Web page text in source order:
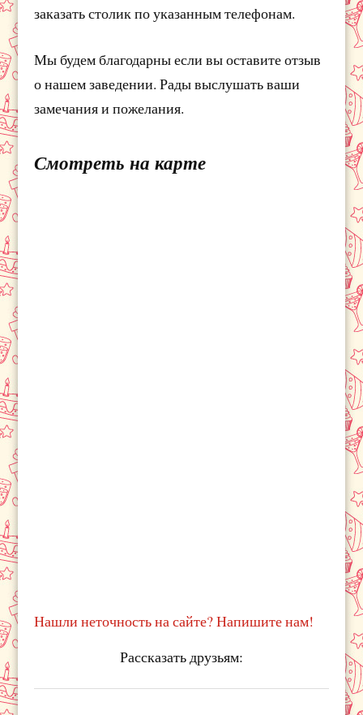
заказать столик по указанным телефонам.
Мы будем благодарны если вы оставите отзыв
о нашем заведении. Рады выслушать ваши
замечания и пожелания.
Смотреть на карте
Нашли неточность на сайте? Напишите нам!
Рассказать друзьям: